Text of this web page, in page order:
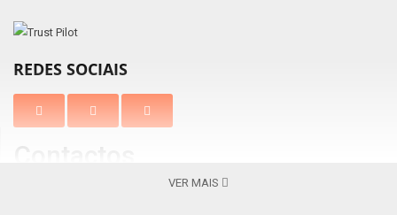
REDES SOCIAIS
Contactos
VER MAIS